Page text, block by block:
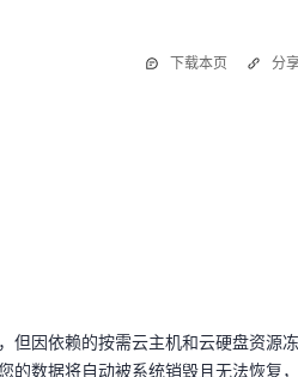
”,国产化软件全面适配，
片支持丰富
国家云助力
下载本页
数据将自动被系统销毁且无法恢复，
分
但因依赖的按需云主机和云硬盘资源
的数据将自动被系统销毁且无法恢复